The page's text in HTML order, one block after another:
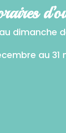
dimanche
au 31